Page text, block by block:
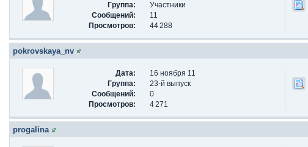
Группа:
Участники
Сообщений:
11
Просмотров:
44 288
pokrovskaya_nv
Дата:
16 ноября 11
Группа:
23-й выпуск
Сообщений:
0
Просмотров:
4 271
progalina